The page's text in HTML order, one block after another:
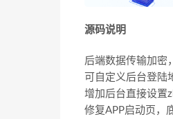
源码说明
后端数据传输加密
可自定义后台登陆
增加后台直接设置
修复APP启动页，